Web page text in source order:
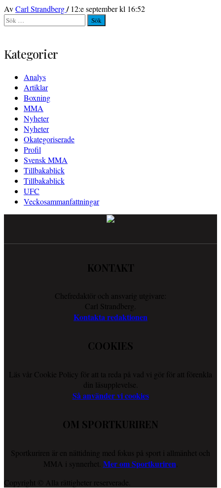
AvCarl Strandberg/ 12:e september kl 16:52
Sök
efter:
Kategorier
Analys
Artiklar
Boxning
MMA
Nyheter
Nyheter
Okategoriserade
Profil
Svensk MMA
Tillbakablick
Tillbakablick
UFC
Veckosammanfattningar
KONTAKT
Chefredaktör och ansvarig utgivare:
Carl Strandberg.
Kontakta redaktionen
COOKIES
Läs vår Cookie Policy för att ta reda på vad vi gör för att förenkla
din läsupplevelse.
Så använder vi cookies
OM SPORTKURIREN
Sportkuriren är en nättidning med fokus på sport i allmänhet och
MMA i synnerhet. Mer om Sportkuriren
Copyright © Alla rättigheter reserverade.